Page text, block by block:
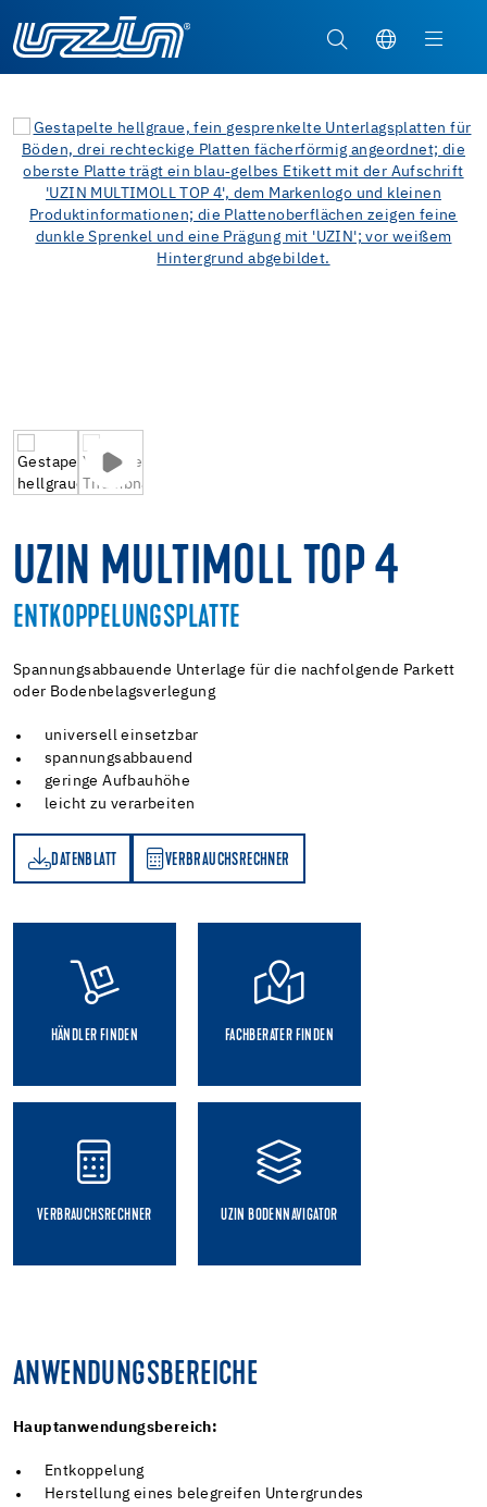
UZIN MULTIMOLL TOP 4
ENTKOPPELUNGSPLATTE
Spannungsabbauende Unterlage für die nachfolgende Parkett
oder Bodenbelagsverlegung
universell einsetzbar
spannungsabbauend
geringe Aufbauhöhe
leicht zu verarbeiten
DATENBLATT VERBRAUCHSRECHNER
HÄNDLER FINDEN FACHBERATER FINDEN
VERBRAUCHSRECHNER UZIN BODENNAVIGATOR
ANWENDUNGSBEREICHE
Hauptanwendungsbereich:
Entkoppelung
Herstellung eines belegreifen Untergrundes